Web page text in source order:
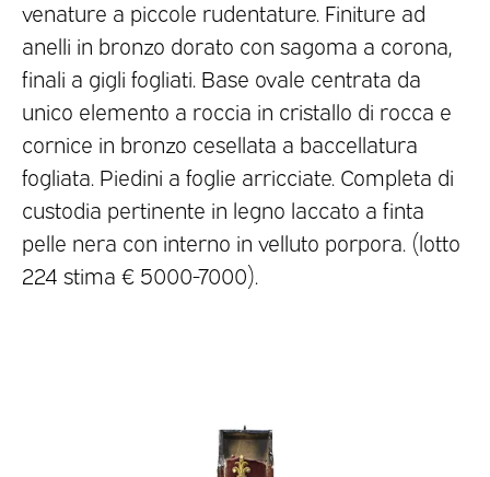
venature a piccole rudentature. Finiture ad
anelli in bronzo dorato con sagoma a corona,
finali a gigli fogliati. Base ovale centrata da
unico elemento a roccia in cristallo di rocca e
cornice in bronzo cesellata a baccellatura
fogliata. Piedini a foglie arricciate. Completa di
custodia pertinente in legno laccato a finta
pelle nera con interno in velluto porpora. (lotto
224 stima € 5000-7000).